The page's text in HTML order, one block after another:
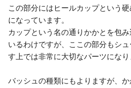
この部分にはヒールカップという
になっています。
カップという名の通りかかとを包
いるわけですが、ここの部分もシ
す上では非常に大切なパーツになり
バッシュの種類にもよりますが、